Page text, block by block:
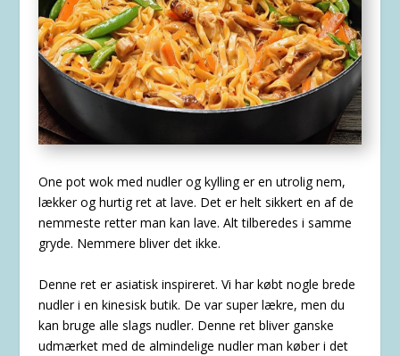
One pot wok med nudler og kylling er en utrolig nem,
lækker og hurtig ret at lave. Det er helt sikkert en af de
nemmeste retter man kan lave. Alt tilberedes i samme
gryde. Nemmere bliver det ikke.
Denne ret er asiatisk inspireret. Vi har købt nogle brede
nudler i en kinesisk butik. De var super lækre, men du
kan bruge alle slags nudler. Denne ret bliver ganske
udmærket med de almindelige nudler man køber i det